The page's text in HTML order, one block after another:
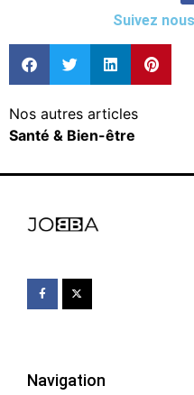
Suivez
Nos autres articles
Santé & Bien-être
Navigation